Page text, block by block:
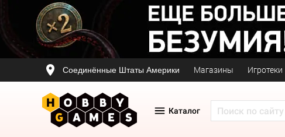
Соединённые Штаты Америки Магазины Игротеки
Каталог